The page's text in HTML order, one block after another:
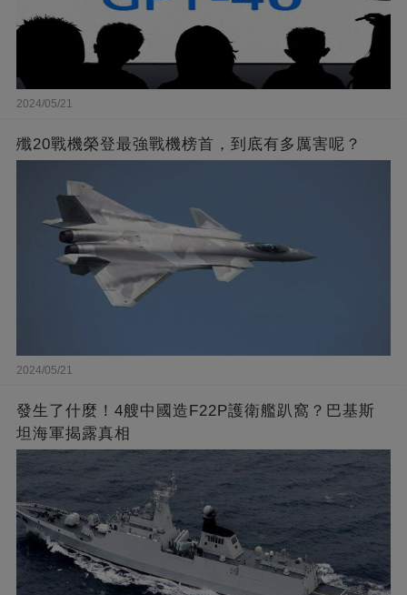
2024/05/21
殲20戰機榮登最強戰機榜首，到底有多厲害呢？
2024/05/21
發生了什麼！4艘中國造F22P護衛艦趴窩？巴基斯
坦海軍揭露真相